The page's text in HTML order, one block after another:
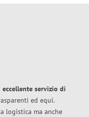
eccellente servizio di
ed equi.
logistica ma anche